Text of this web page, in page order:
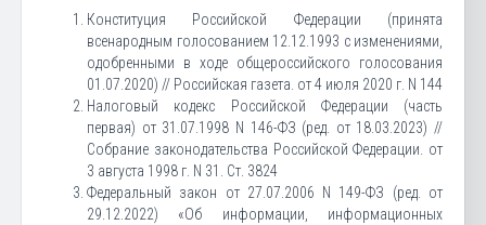
Конституция Российской Федерации (принята
всенародным голосованием 12.12.1993 с изменениями,
одобренными в ходе общероссийского голосования
01.07.2020) // Российская газета. от 4 июля 2020 г. N 144
Налоговый кодекс Российской Федерации (часть
первая) от 31.07.1998 N 146-ФЗ (ред. от 18.03.2023) //
Собрание законодательства Российской Федерации. от
3 августа 1998 г. N 31. Ст. 3824
Федеральный закон от 27.07.2006 N 149-ФЗ (ред. от
29.12.2022) «Об информации, информационных